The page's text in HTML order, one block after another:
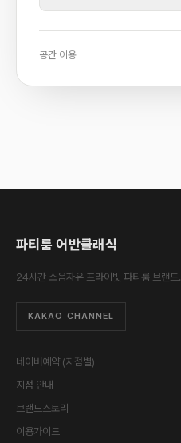
공간 이용
파티룸 어반클래식
24시간 소음자유 프라이빗 파티룸 브랜드.
KAKAO CHANNEL
네이버예약 (지점별)
지점 안내
브랜드스토리
이용가이드